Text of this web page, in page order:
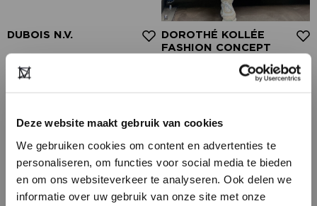
Deze website maakt gebruik van cookies
We gebruiken cookies om content en advertenties te
personaliseren, om functies voor social media te bieden
en om ons websiteverkeer te analyseren. Ook delen we
informatie over uw gebruik van onze site met onze
DUBOIS N.V.
DOROTHÉ KOLLÉE
FASHION CONCEPT